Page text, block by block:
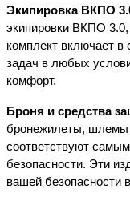
Экипировка ВКПО
экипировки ВКПО
комплект включает
задач в любых
комфорт.
Броня и средства
бронежилеты, шлемы
соответствуют
безопасности. Эти
вашей безопасности